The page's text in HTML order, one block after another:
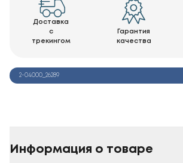
Доставка
с
трекингом
Гарантия
качества
2-04000_26289
Информация о товаре